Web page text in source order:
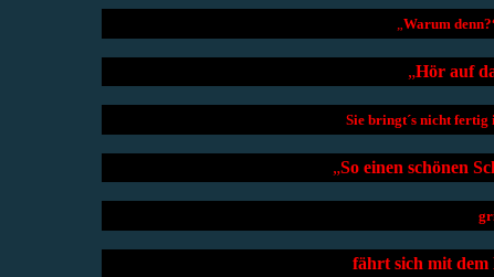
Warum
„Hör auf
Sie bringt´s nicht fertig
„So einen schönen
fährt sich mit dem